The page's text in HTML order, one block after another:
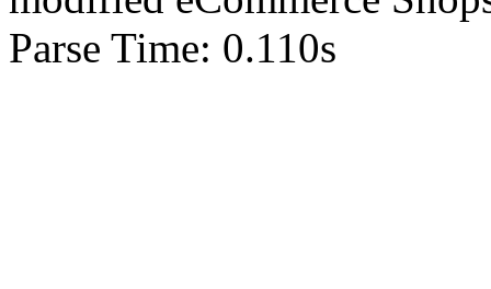
Parse Time: 0.110s